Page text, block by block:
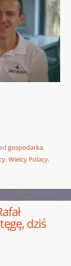
gospodarka,
,Wielcy Polacy,
dziś